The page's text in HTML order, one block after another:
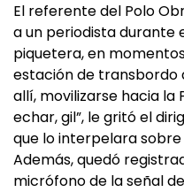
El referente del Polo
a un periodista durante
piquetera, en
estación de transbordo
allí, movilizarse hacia la
echar, gil”, le gritó el
que lo interpelara
Además, quedó
micrófono de la señal de